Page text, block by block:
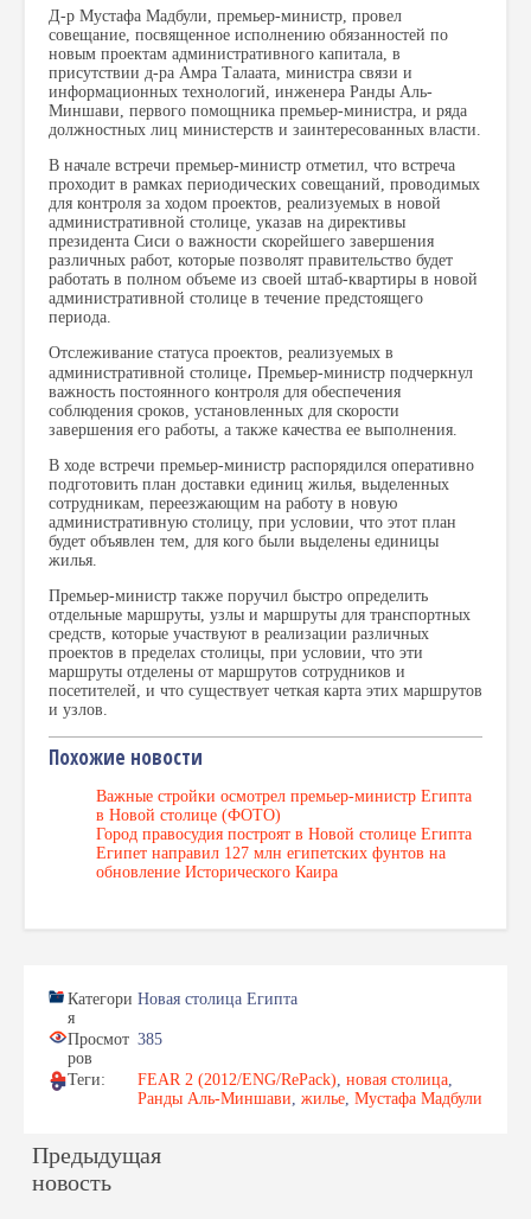
Д-р Мустафа Мадбули, премьер-министр, провел
совещание, посвященное исполнению обязанностей по
новым проектам административного капитала, в
присутствии д-ра Амра Талаата, министра связи и
информационных технологий, инженера Ранды Аль-
Миншави, первого помощника премьер-министра, и ряда
должностных лиц министерств и заинтересованных власти.
В начале встречи премьер-министр отметил, что встреча
проходит в рамках периодических совещаний, проводимых
для контроля за ходом проектов, реализуемых в новой
административной столице, указав на директивы
президента Сиси о важности скорейшего завершения
различных работ, которые позволят правительство будет
работать в полном объеме из своей штаб-квартиры в новой
административной столице в течение предстоящего
периода.
Отслеживание статуса проектов, реализуемых в
административной столице، Премьер-министр подчеркнул
важность постоянного контроля для обеспечения
соблюдения сроков, установленных для скорости
завершения его работы, а также качества ее выполнения.
В ходе встречи премьер-министр распорядился оперативно
подготовить план доставки единиц жилья, выделенных
сотрудникам, переезжающим на работу в новую
административную столицу, при условии, что этот план
будет объявлен тем, для кого были выделены единицы
жилья.
Премьер-министр также поручил быстро определить
отдельные маршруты, узлы и маршруты для транспортных
средств, которые участвуют в реализации различных
проектов в пределах столицы, при условии, что эти
маршруты отделены от маршрутов сотрудников и
посетителей, и что существует четкая карта этих маршрутов
и узлов.
Похожие новости
Важные стройки осмотрел премьер-министр Египта
в Новой столице (ФОТО)
Город правосудия построят в Новой столице Египта
Египет направил 127 млн египетских фунтов на
обновление Исторического Каира
Категори
я
Новая столица Египта
Просмот
ров
385
Теги: FEAR 2 (2012/ENG/RePack), новая столица,
Ранды Аль-Миншави, жилье, Мустафа Мадбули
Предыдущая
новость